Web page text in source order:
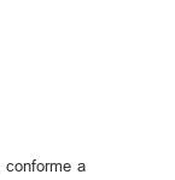
conforme a